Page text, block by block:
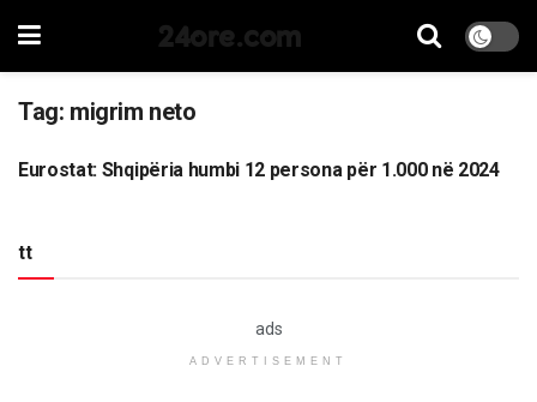
24ore.com
Tag: migrim neto
LAJME
Eurostat: Shqipëria humbi 12 persona për 1.000 në 2024
tt
ads
ADVERTISEMENT